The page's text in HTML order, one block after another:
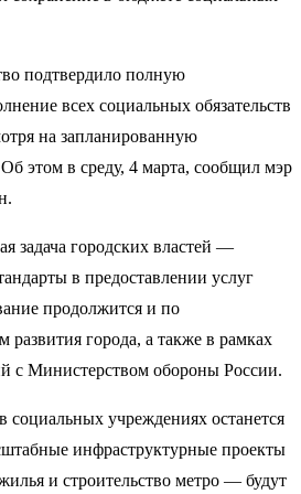
подтвердило полную
всех социальных обязательств
на запланированную
этом в среду, 4 марта, сообщил мэр
задача городских властей —
в предоставлении услуг
продолжится и по
развития города, а также в рамках
с Министерством обороны России.
социальных учреждениях останется
инфраструктурные проекты
и строительство метро — будут